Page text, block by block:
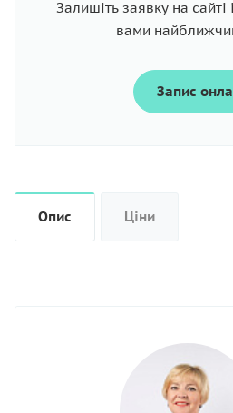
Залишіть заявку на
вами
Запис
Опис Ціни